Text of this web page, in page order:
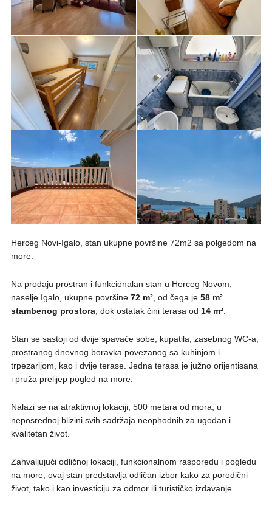
Herceg Novi-Igalo, stan ukupne površine 72m2 sa polgedom na
more.
Na prodaju prostran i funkcionalan stan u Herceg Novom,
naselje Igalo, ukupne površine 72 m², od čega je 58 m²
stambenog prostora, dok ostatak čini terasa od 14 m².
Stan se sastoji od dvije spavaće sobe, kupatila, zasebnog WC-a,
prostranog dnevnog boravka povezanog sa kuhinjom i
trpezarijom, kao i dvije terase. Jedna terasa je južno orijentisana
i pruža prelijep pogled na more.
Nalazi se na atraktivnoj lokaciji, 500 metara od mora, u
neposrednoj blizini svih sadržaja neophodnih za ugodan i
kvalitetan život.
Zahvaljujući odličnoj lokaciji, funkcionalnom rasporedu i pogledu
na more, ovaj stan predstavlja odličan izbor kako za porodični
život, tako i kao investiciju za odmor ili turističko izdavanje.